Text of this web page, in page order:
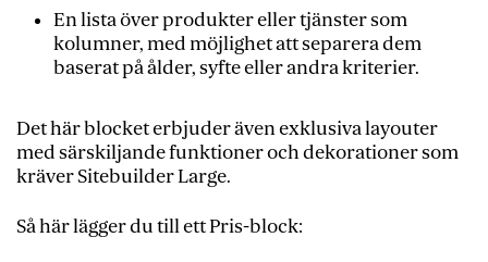
En lista över produkter eller tjänster som
kolumner, med möjlighet att separera dem
baserat på ålder, syfte eller andra kriterier.
Det här blocket erbjuder även exklusiva layouter
med särskiljande funktioner och dekorationer som
kräver Sitebuilder Large.
Så här lägger du till ett Pris-block: